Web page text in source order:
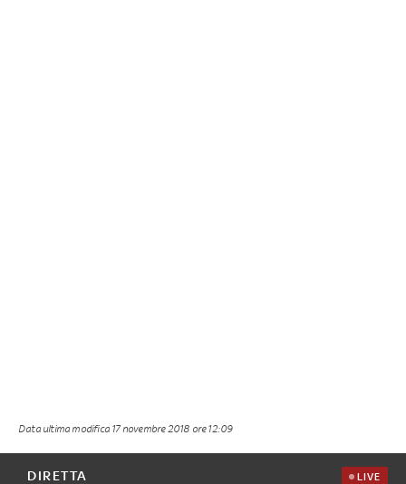
Data ultima modifica 17 novembre 2018 ore 12:09
DIRETTA LIVE